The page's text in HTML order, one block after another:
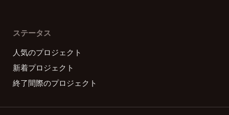
ステータス
人気のプロジェクト
新着プロジェクト
終了間際のプロジェクト